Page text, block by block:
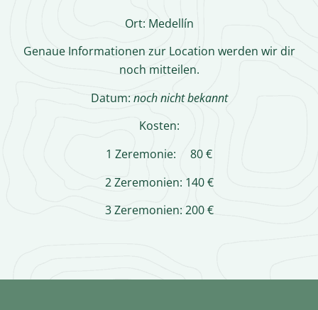
Ort: Medellín
Genaue Informationen zur Location werden wir dir
noch mitteilen.
Datum: noch nicht bekannt
Kosten:
1 Zeremonie: 80 €
2 Zeremonien: 140 €
3 Zeremonien: 200 €